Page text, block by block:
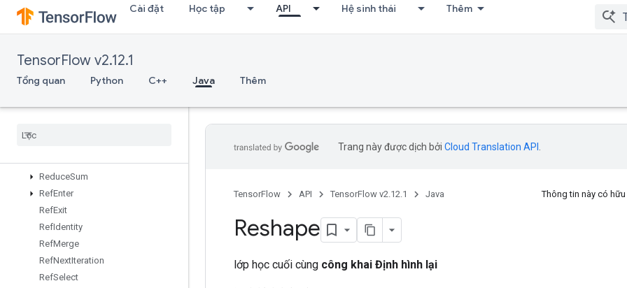
Cài đặt Học tập API Hệ sinh thái Thêm
TensorFlow v2.12.1
Tổng quan Python C++ Java Thêm
ReadVariableXlaSplitND
RebatchDataset
Recv
RecvTPUEmbeddingActivations
ReduceAny
ReduceSum
RefEnter
RefExit
RefIdentity
RefMerge
RefNextIteration
RefSelect
Trang này được dịch bởi Cloud Translation API
TensorFlow API TensorFlow v2.12.1 Java Thông tin này có
Reshape
lớp học cuối cùng công khai Định hình lại